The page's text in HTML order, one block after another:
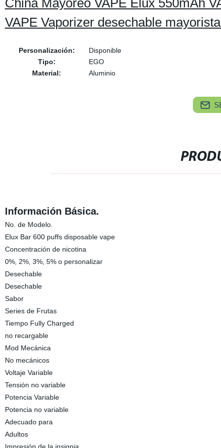
China Mayoreo VAPE Elux 550mAh
VAPE Vaporizer desechable
Personalización:
Disponible
Tipo:
EGO
Material:
Aluminio
Información Básica.
No. de Modelo.
Elux Bar 600 puffs disposable vape
Concentración de nicotina
0%, 2%, 3%, 5% o personalizar
Desechable
Desechable
Sabor
Series de Frutas
Tiempo Fully Charged
no recargable
Mod Mecánica
No mecánicos
Voltaje Variable
Tensión no variable
Potencia Variable
Potencia no variable
Adecuado para
Adultos